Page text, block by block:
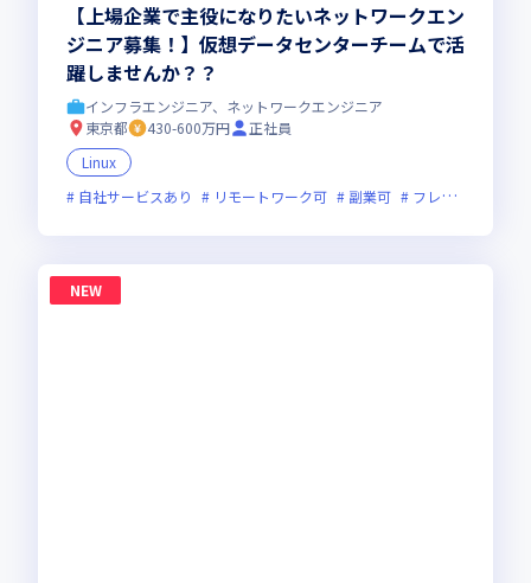
【上場企業で主役になりたいネットワークエン
ジニア募集！】仮想データセンターチームで活
躍しませんか？？
インフラエンジニア、ネットワークエンジニア
東京都
430-600万円
正社員
Linux
自社サービスあり
リモートワーク可 副業可 フレックス制度あり
NEW